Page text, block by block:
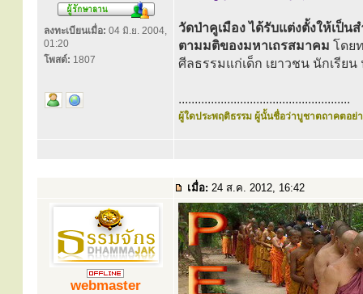
ลงทะเบียนเมื่อ: 04 มิ.ย. 2004,
01:20
โพสต์: 1807
วัดป่าคูเมือง ได้รับแต่งตั้งให้เป็
ตามมติของมหาเถรสมาคม โดย
ศีลธรรมแก่เด็ก เยาวชน นักเรีย
.....................................................
ผู้ใดประพฤติธรรม ผู้นั้นชื่อว่าบูชาตถาคตอย่า
เมื่อ: 24 ส.ค. 2012, 16:42
webmaster